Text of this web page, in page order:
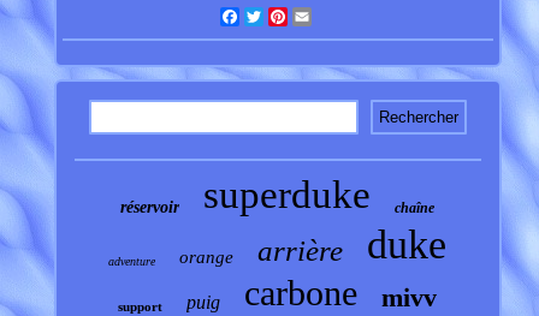
Facebook
TwitterPinterest
réservoir superduke chaîne
adventure orange arrière duke
support puig carbone mivv